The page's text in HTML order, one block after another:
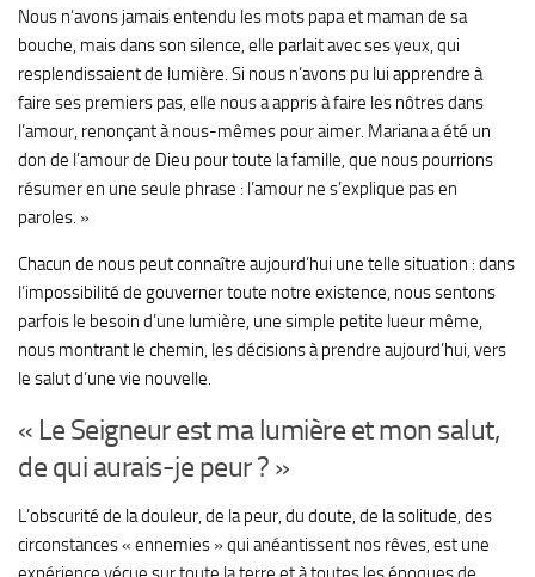
Nous n’avons jamais entendu les mots papa et maman de sa
bouche, mais dans son silence, elle parlait avec ses yeux, qui
resplendissaient de lumière. Si nous n’avons pu lui apprendre à
faire ses premiers pas, elle nous a appris à faire les nôtres dans
l’amour, renonçant à nous-mêmes pour aimer. Mariana a été un
don de l’amour de Dieu pour toute la famille, que nous pourrions
résumer en une seule phrase : l’amour ne s’explique pas en
paroles. »
Chacun de nous peut connaître aujourd’hui une telle situation : dans
l’impossibilité de gouverner toute notre existence, nous sentons
parfois le besoin d’une lumière, une simple petite lueur même,
nous montrant le chemin, les décisions à prendre aujourd’hui, vers
le salut d’une vie nouvelle.
« Le Seigneur est ma lumière et mon salut,
de qui aurais-je peur ? »
L’obscurité de la douleur, de la peur, du doute, de la solitude, des
circonstances « ennemies » qui anéantissent nos rêves, est une